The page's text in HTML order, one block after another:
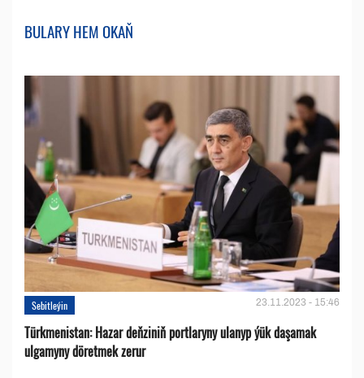
BULARY HEM OKAŇ
Sebitleýin 23.11.2023 - 15:46
Türkmenistan: Hazar deňziniň portlaryny ulanyp ýük daşamak
ulgamyny döretmek zerur